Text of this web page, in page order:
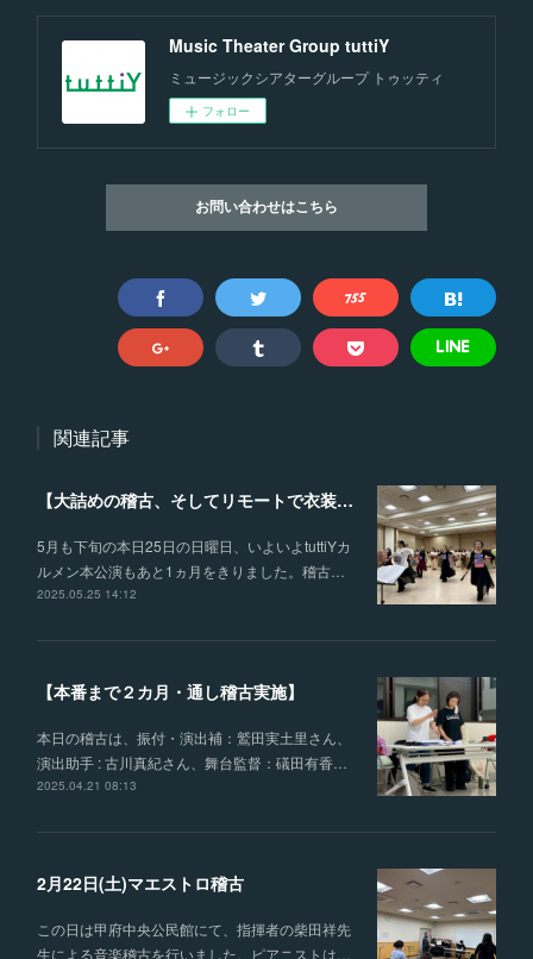
Music Theater Group tuttiY
ミュージックシアターグループ トゥッティ
フォロー
お問い合わせはこちら
関連記事
【大詰めの稽古、そしてリモートで衣装合わせを行いました】
5月も下旬の本日25日の日曜日、いよいよtuttiYカ
ルメン本公演もあと1ヵ月をきりました。稽古…
2025.05.25 14:12
【本番まで２カ月・通し稽古実施】
本日の稽古は、振付・演出補：鷲田実土里さん、
演出助手 : 古川真紀さん、舞台監督：礒田有香…
2025.04.21 08:13
2月22日(土)マエストロ稽古
この日は甲府中央公民館にて、指揮者の柴田祥先
生による音楽稽古を行いました。ピアニストは…